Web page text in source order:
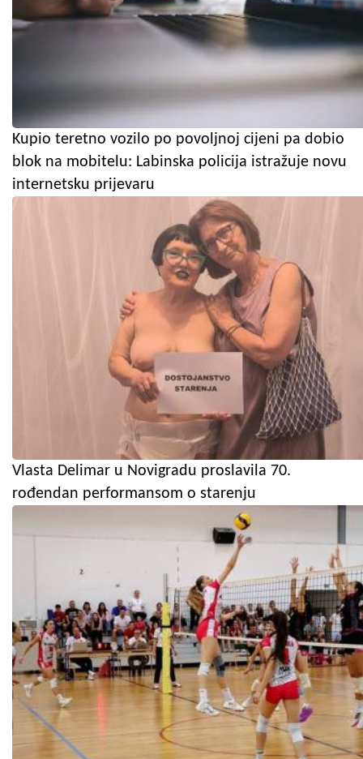
Kupio teretno vozilo po povoljnoj cijeni pa dobio
blok na mobitelu: Labinska policija istražuje novu
internetsku prijevaru
Vlasta Delimar u Novigradu proslavila 70.
rođendan performansom o starenju